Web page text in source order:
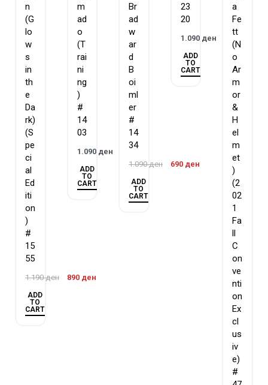
n
(G
lo
w
s
in
th
e
Da
rk)
(S
pe
ci
al
Ed
iti
on
)
#
15
55
1.190ден 890 ден
ADD
TO
CART
m
ad
o
(T
rai
ni
ng
)
#
14
03
1.090 ден
ADD
TO
CART
Br
ad
w
ar
d
B
oi
ml
er
#
14
34
1.090ден 690 ден
ADD
TO
CART
23
20
1.090 ден
ADD
TO
CART
a
Fe
tt
(N
o
Ar
m
or
&
H
el
m
et
)
(2
02
1
Fa
ll
C
on
ve
nti
on
Ex
cl
us
iv
e)
#